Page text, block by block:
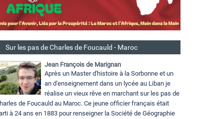
Sur les pas de Charles de Foucauld - Maroc
Jean François de Marignan
Après un Master d'histoire à la Sorbonne et un
an d'enseignement dans un lycée au Liban je
réalise un vieux rêve en marchant sur les pas de
de Foucauld au Maroc. Ce jeune officier français était
à 24 ans en 1883 pour renseigner la Société de Géographie